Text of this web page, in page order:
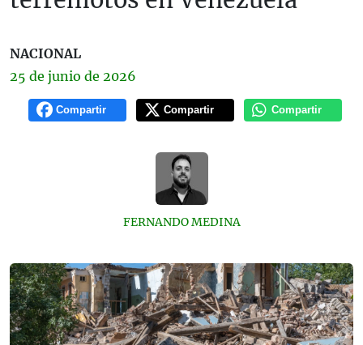
NACIONAL
25 de junio de 2026
Compartir Compartir Compartir
FERNANDO MEDINA